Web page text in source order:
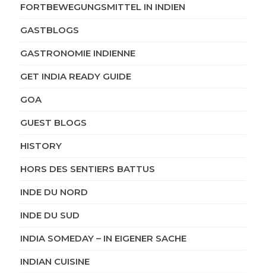
FORTBEWEGUNGSMITTEL IN INDIEN
GASTBLOGS
GASTRONOMIE INDIENNE
GET INDIA READY GUIDE
GOA
GUEST BLOGS
HISTORY
HORS DES SENTIERS BATTUS
INDE DU NORD
INDE DU SUD
INDIA SOMEDAY – IN EIGENER SACHE
INDIAN CUISINE